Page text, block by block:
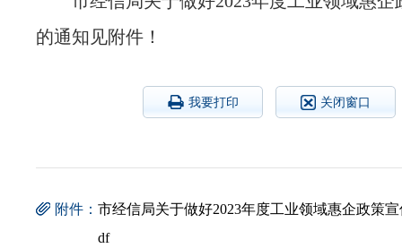
的通知见附件！
我要打印 关闭窗口
附件： 市经信局关于做好2023年度工业领域惠企政策
df